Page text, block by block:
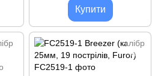
Купити